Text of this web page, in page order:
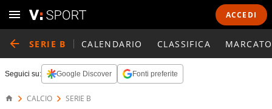
ACCEDI
SERIE B CALENDARIO CLASSIFICA
Seguici su: Google Discover Fonti preferite
CALCIO SERIE B